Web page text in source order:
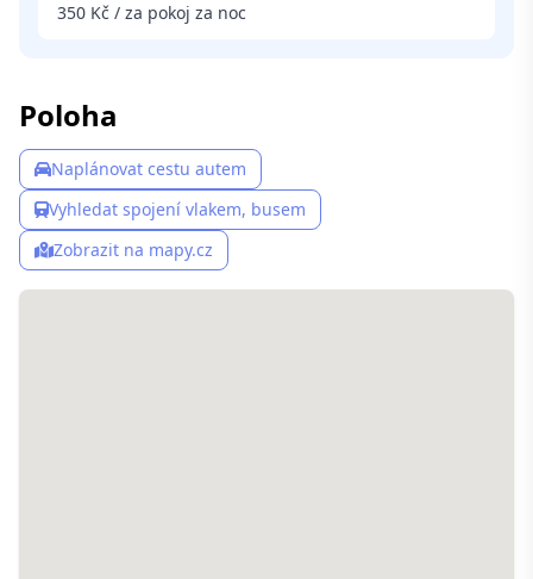
350 Kč / za pokoj za noc
Poloha
Naplánovat cestu autem
Vyhledat spojení vlakem, busem
Zobrazit na mapy.cz